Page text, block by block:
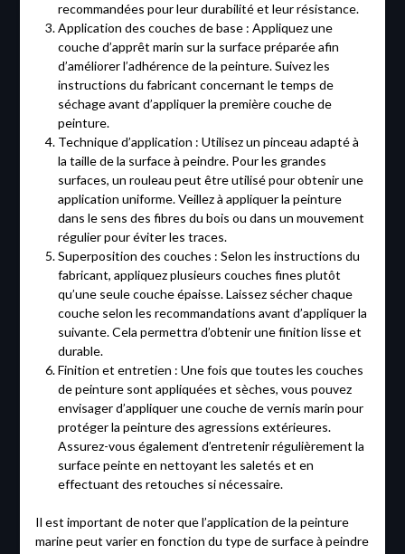
recommandées pour leur durabilité et leur résistance.
Application des couches de base : Appliquez une
couche d’apprêt marin sur la surface préparée afin
d’améliorer l’adhérence de la peinture. Suivez les
instructions du fabricant concernant le temps de
séchage avant d’appliquer la première couche de
peinture.
Technique d’application : Utilisez un pinceau adapté à
la taille de la surface à peindre. Pour les grandes
surfaces, un rouleau peut être utilisé pour obtenir une
application uniforme. Veillez à appliquer la peinture
dans le sens des fibres du bois ou dans un mouvement
régulier pour éviter les traces.
Superposition des couches : Selon les instructions du
fabricant, appliquez plusieurs couches fines plutôt
qu’une seule couche épaisse. Laissez sécher chaque
couche selon les recommandations avant d’appliquer la
suivante. Cela permettra d’obtenir une finition lisse et
durable.
Finition et entretien : Une fois que toutes les couches
de peinture sont appliquées et sèches, vous pouvez
envisager d’appliquer une couche de vernis marin pour
protéger la peinture des agressions extérieures.
Assurez-vous également d’entretenir régulièrement la
surface peinte en nettoyant les saletés et en
effectuant des retouches si nécessaire.
Il est important de noter que l’application de la peinture
marine peut varier en fonction du type de surface à peindre